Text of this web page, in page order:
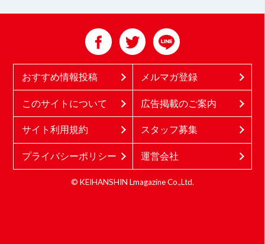
おすすめ情報投稿 メルマガ登録
このサイトについて 広告掲載のご案内
サイト利用規約 スタッフ募集
プライバシーポリシー 運営会社
© KEIHANSHIN Lmagazine Co.,Ltd.